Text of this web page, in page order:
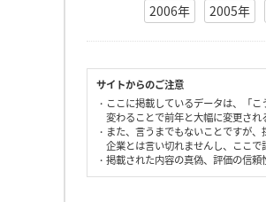
2006年
2005年
サイトからのご注意
・ここに掲載しているデータは、「
変わることで前年と大幅に変更され
・また、言うまでもないことですが
企業とは言い切れませんし、ここで
・掲載された内容の真偽、評価の信